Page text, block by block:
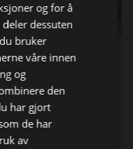
falsett, og Kiell
og for å
dessuten
bruker
våre innen
og
den
har gjort
de har
av